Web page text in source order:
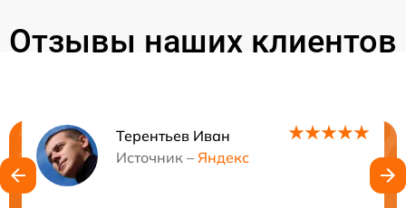
Отзывы наших клиентов
Терентьев Иван
Источник – Яндекс
Нужна консультация?